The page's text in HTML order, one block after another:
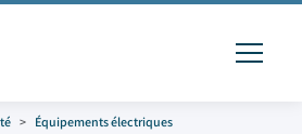
Équipements électriques